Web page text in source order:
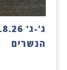
הנשרים